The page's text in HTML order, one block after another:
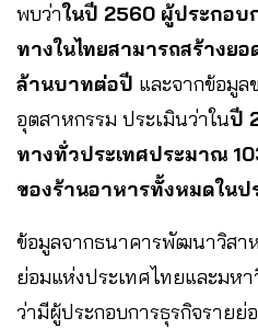
พบว่าในปี 2560 ผู้ประกอบ
ทางในไทยสามารถสร้างย
ล้านบาทต่อปี และจากข้อมูล
อุตสาหกรรม ประเมินว่าในปี
ทางทั่วประเทศประมาณ
ของร้านอาหารทั้งหมดในป
ข้อมูลจากธนาคารพัฒนาวิสา
ย่อมแห่งประเทศไทยและมห
ว่ามีผู้ประกอบการธุรกิจรายย่